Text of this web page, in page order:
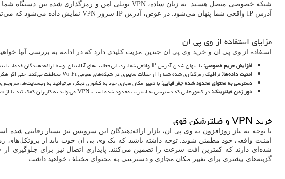
شبکه خصوصی متصل هستید. به زبان ساده،VPN تونلی امن و رمزگذاری شده بین دستگاه
آدرس IP واقعی شما پنهان می‌شود. در عوض، آدرس IP سرور VPN نمایش داده می‌شود که
مزایای استفاده از وی پی ان
استفاده از وی پی ان و خرید وی پی ان چندین مزیت کلیدی دارد که در ادامه به بررسی آنها
افزایش حریم خصوصی:با پنهان شدن آدرسIPواقعی شما، ردیابی فعالیت‌های آنلاینتان توسط ارائه‌دهندگان خدمات
امنیت داده‌ها:ترافیک رمزگذاری شده شما را از حملات سایبری در شبکه‌های عمومیWi-Fiمحافظت می‌کند. حتی اگر
دسترسی به محتوای محدود شده جغرافیایی:با تغییر مکان مجازی خود به کشوری دیگر، می‌توانید به وب‌سایت‌ها،
دور زدن فیلترینگ:در کشورهایی که دسترسی به اینترنت محدود شده است،VPNمی‌تواند به کاربران کمک کند تا از
خریدVPNو فیلترشکن قوی
با توجه به نیاز روزافزون به وی پی ان، بازار ارائه‌دهندگان این سرویس نیز بسیار رقابتی
امنیت واقعی خود مطمئن شوید. توجه داشته باشید که یک وی پی ان خوب باید از پروتکل‌های
شده‌ای دارند که کمترین افت سرعت را تضمین می‌کنند. پایداری اتصال نیز برای جلوگیری
گزینه‌های بیشتری برای تغییر مکان مجازی و دسترسی به محتوای مختلف خواهید داشت.